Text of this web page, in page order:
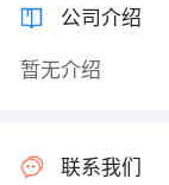
公司介绍
暂无介绍
联系我们